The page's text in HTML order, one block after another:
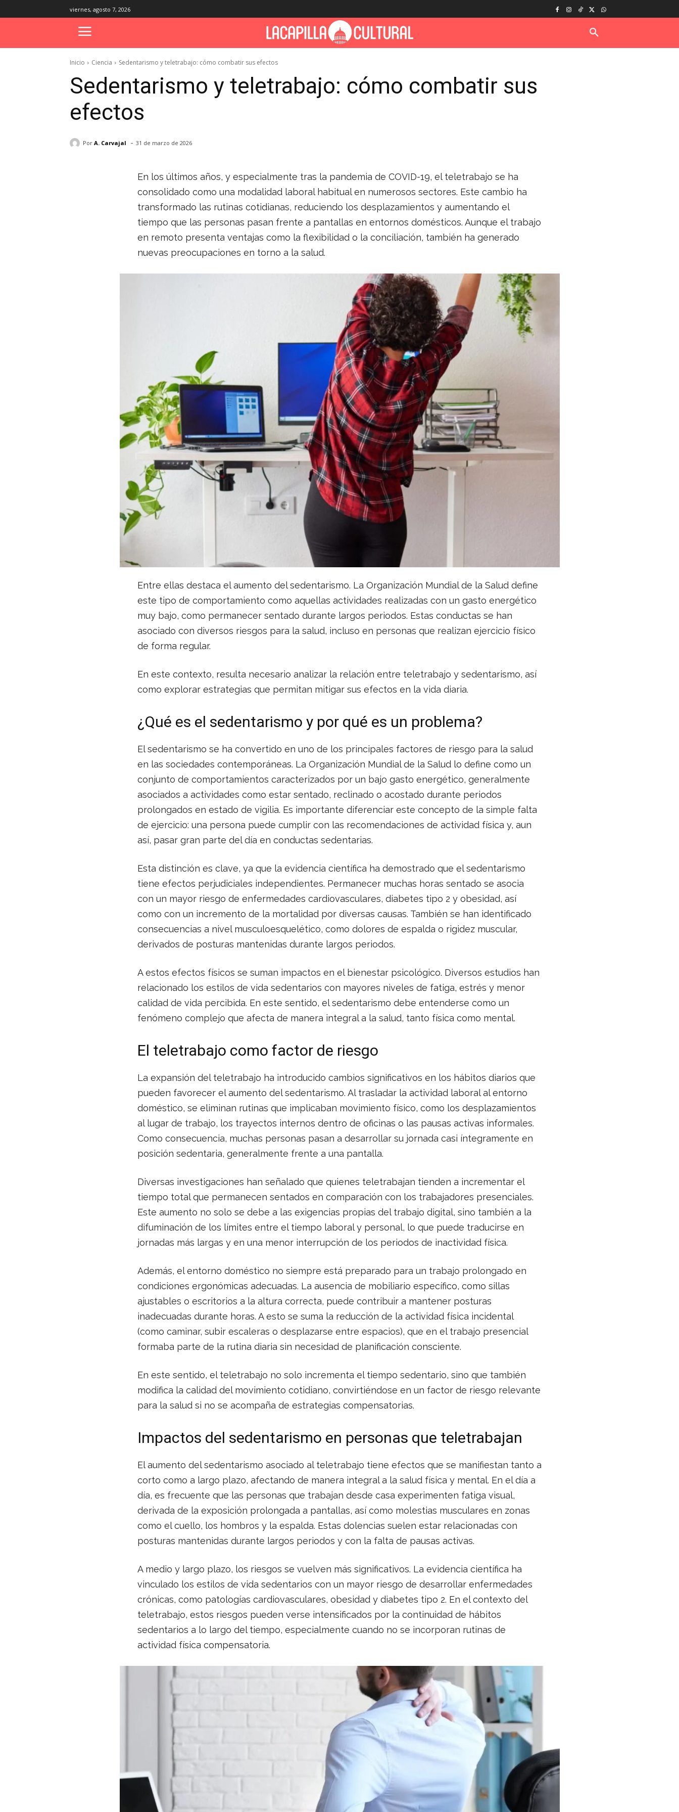
viernes, agosto 7, 2026
Inicio Ciencia Sedentarismo y teletrabajo: cómo combatir sus efectos
Sedentarismo y teletrabajo: cómo combatir sus
efectos
Por A. Carvajal - 31 de marzo de 2026
En los últimos años, y especialmente tras la pandemia de COVID-19, el teletrabajo se ha
consolidado como una modalidad laboral habitual en numerosos sectores. Este cambio ha
transformado las rutinas cotidianas, reduciendo los desplazamientos y aumentando el
tiempo que las personas pasan frente a pantallas en entornos domésticos. Aunque el trabajo
en remoto presenta ventajas como la flexibilidad o la conciliación, también ha generado
nuevas preocupaciones en torno a la salud.
Entre ellas destaca el aumento del sedentarismo. La Organización Mundial de la Salud define
este tipo de comportamiento como aquellas actividades realizadas con un gasto energético
muy bajo, como permanecer sentado durante largos periodos. Estas conductas se han
asociado con diversos riesgos para la salud, incluso en personas que realizan ejercicio físico
de forma regular.
En este contexto, resulta necesario analizar la relación entre teletrabajo y sedentarismo, así
como explorar estrategias que permitan mitigar sus efectos en la vida diaria.
¿Qué es el sedentarismo y por qué es un problema?
El sedentarismo se ha convertido en uno de los principales factores de riesgo para la salud
en las sociedades contemporáneas. La Organización Mundial de la Salud lo define como un
conjunto de comportamientos caracterizados por un bajo gasto energético, generalmente
asociados a actividades como estar sentado, reclinado o acostado durante periodos
prolongados en estado de vigilia. Es importante diferenciar este concepto de la simple falta
de ejercicio: una persona puede cumplir con las recomendaciones de actividad física y, aun
así, pasar gran parte del día en conductas sedentarias.
Esta distinción es clave, ya que la evidencia científica ha demostrado que el sedentarismo
tiene efectos perjudiciales independientes. Permanecer muchas horas sentado se asocia
con un mayor riesgo de enfermedades cardiovasculares, diabetes tipo 2 y obesidad, así
como con un incremento de la mortalidad por diversas causas. También se han identificado
consecuencias a nivel musculoesquelético, como dolores de espalda o rigidez muscular,
derivados de posturas mantenidas durante largos periodos.
A estos efectos físicos se suman impactos en el bienestar psicológico. Diversos estudios han
relacionado los estilos de vida sedentarios con mayores niveles de fatiga, estrés y menor
calidad de vida percibida. En este sentido, el sedentarismo debe entenderse como un
fenómeno complejo que afecta de manera integral a la salud, tanto física como mental.
El teletrabajo como factor de riesgo
La expansión del teletrabajo ha introducido cambios significativos en los hábitos diarios que
pueden favorecer el aumento del sedentarismo. Al trasladar la actividad laboral al entorno
doméstico, se eliminan rutinas que implicaban movimiento físico, como los desplazamientos
al lugar de trabajo, los trayectos internos dentro de oficinas o las pausas activas informales.
Como consecuencia, muchas personas pasan a desarrollar su jornada casi íntegramente en
posición sedentaria, generalmente frente a una pantalla.
Diversas investigaciones han señalado que quienes teletrabajan tienden a incrementar el
tiempo total que permanecen sentados en comparación con los trabajadores presenciales.
Este aumento no solo se debe a las exigencias propias del trabajo digital, sino también a la
difuminación de los límites entre el tiempo laboral y personal, lo que puede traducirse en
jornadas más largas y en una menor interrupción de los periodos de inactividad física.
Además, el entorno doméstico no siempre está preparado para un trabajo prolongado en
condiciones ergonómicas adecuadas. La ausencia de mobiliario específico, como sillas
ajustables o escritorios a la altura correcta, puede contribuir a mantener posturas
inadecuadas durante horas. A esto se suma la reducción de la actividad física incidental
(como caminar, subir escaleras o desplazarse entre espacios), que en el trabajo presencial
formaba parte de la rutina diaria sin necesidad de planificación consciente.
En este sentido, el teletrabajo no solo incrementa el tiempo sedentario, sino que también
modifica la calidad del movimiento cotidiano, convirtiéndose en un factor de riesgo relevante
para la salud si no se acompaña de estrategias compensatorias.
Impactos del sedentarismo en personas que teletrabajan
El aumento del sedentarismo asociado al teletrabajo tiene efectos que se manifiestan tanto a
corto como a largo plazo, afectando de manera integral a la salud física y mental. En el día a
día, es frecuente que las personas que trabajan desde casa experimenten fatiga visual,
derivada de la exposición prolongada a pantallas, así como molestias musculares en zonas
como el cuello, los hombros y la espalda. Estas dolencias suelen estar relacionadas con
posturas mantenidas durante largos periodos y con la falta de pausas activas.
A medio y largo plazo, los riesgos se vuelven más significativos. La evidencia científica ha
vinculado los estilos de vida sedentarios con un mayor riesgo de desarrollar enfermedades
crónicas, como patologías cardiovasculares, obesidad y diabetes tipo 2. En el contexto del
teletrabajo, estos riesgos pueden verse intensificados por la continuidad de hábitos
sedentarios a lo largo del tiempo, especialmente cuando no se incorporan rutinas de
actividad física compensatoria.